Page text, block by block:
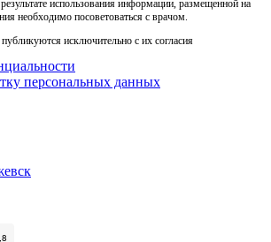
использования информации, размещенной на
необходимо посоветоваться с врачом.
исключительно с их согласия
персональных данных